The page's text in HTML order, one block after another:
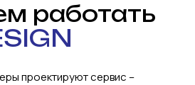
работать
проектируют сервис –